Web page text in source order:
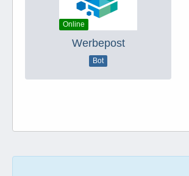
Online
Werbepost
Bot